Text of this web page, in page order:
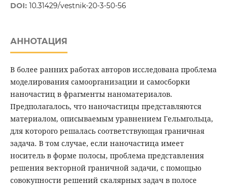
DOI: 10.31429/vestnik-20-3-50-56
АННОТАЦИЯ
В более ранних работах авторов исследована проблема
моделирования самоорганизации и самосборки
наночастиц в фрагменты наноматериалов.
Предполагалось, что наночастицы представляются
материалом, описываемым уравнением Гельмгольца,
для которого решалась соответствующая граничная
задача. В том случае, если наночастица имеет
носитель в форме полосы, проблема представления
решения векторной граничной задачи, с помощью
совокупности решений скалярных задач в полосе